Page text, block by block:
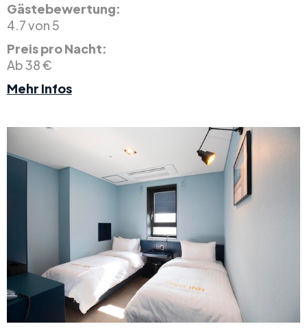
Gästebewertung:
4.7 von 5
Preis pro Nacht:
Ab 38 €
Mehr Infos